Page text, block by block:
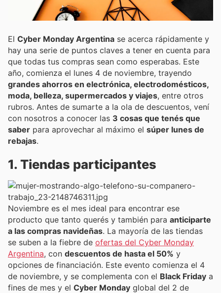
El Cyber Monday Argentina se acerca rápidamente y
hay una serie de puntos claves a tener en cuenta para
que todas tus compras sean como esperabas. Este
año, comienza el lunes 4 de noviembre, trayendo
grandes ahorros en electrónica, electrodomésticos,
moda, belleza, supermercados y viajes, entre otros
rubros. Antes de sumarte a la ola de descuentos, vení
con nosotros a conocer las 3 cosas que tenés que
saber para aprovechar al máximo el súper lunes de
rebajas.
1. Tiendas participantes
Noviembre es el mes ideal para encontrar ese
producto que tanto querés y también para anticiparte
a las compras navideñas. La mayoría de las tiendas
se suben a la fiebre de ofertas del Cyber Monday
Argentina, con descuentos de hasta el 50% y
opciones de financiación. Este evento comienza el 4
de noviembre, y se complementa con el Black Friday a
fines de mes y el Cyber Monday global del 2 de